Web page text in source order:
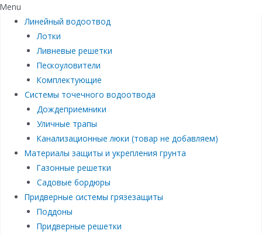
Menu
Линейный водоотвод
Лотки
Ливневые решетки
Пескоуловители
Комплектующие
Системы точечного водоотвода
Дождеприемники
Уличные трапы
Канализационные люки (товар не добавляем)
Материалы защиты и укрепления грунта
Газонные решетки
Садовые бордюры
Придверные системы грязезащиты
Поддоны
Придверные решетки